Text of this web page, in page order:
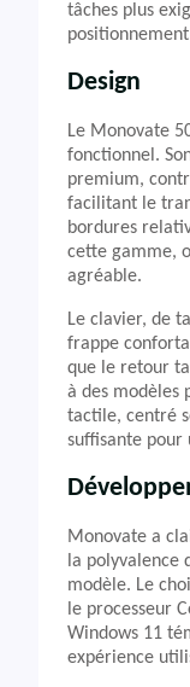
tâches plus
Design
Le Monovate
fonctionnel.
premium,
facilitant le
bordures
cette gamme,
agréable.
Le clavier, de
frappe
que le retour
à des modèles
tactile, centré
suffisante pour
Monovate a
la polyvalence
modèle. Le
le processeur
Windows 11
expérience